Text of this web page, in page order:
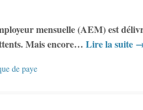
mensuelle (AEM) est
Mais encore… Lire la suite
de paye